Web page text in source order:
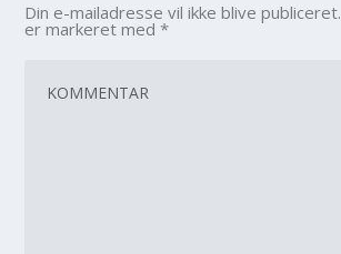
Din e-mailadresse vil ikke blive publiceret.
er markeret med*